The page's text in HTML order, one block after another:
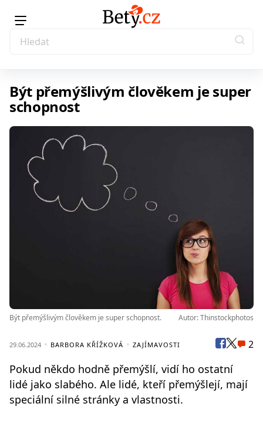
Být přemýšlivým člověkem je super
schopnost
Být přemýšlivým člověkem je super schopnost. Autor: Thinstockphotos
29.06.2024 BARBORA KŘÍŽKOVÁ ZAJÍMAVOSTI 2
Pokud někdo hodně přemýšlí, vidí ho ostatní
lidé jako slabého. Ale lidé, kteří přemýšlejí, mají
speciální silné stránky a vlastnosti.